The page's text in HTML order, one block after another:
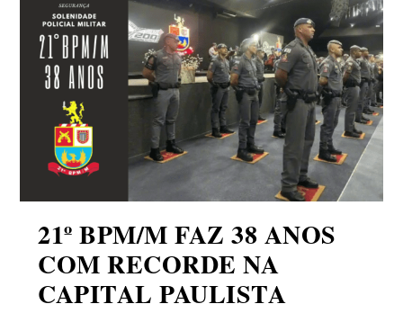
21º BPM/M FAZ 38 ANOS
COM RECORDE NA
CAPITAL PAULISTA